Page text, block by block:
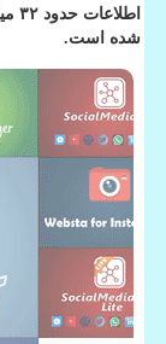
شده است.